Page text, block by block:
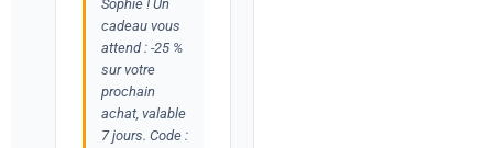
Sophie ! Un
cadeau vous
attend : -25 %
sur votre
prochain
achat, valable
7 jours. Code :